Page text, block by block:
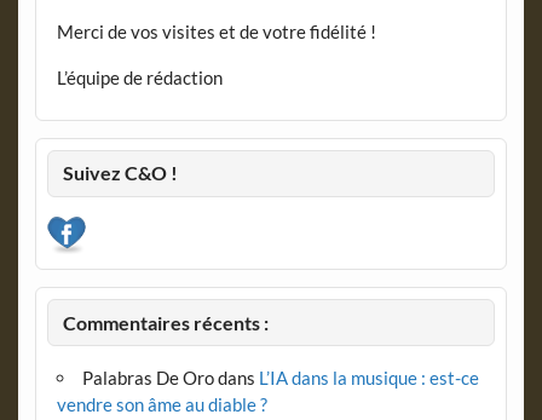
Merci de vos visites et de votre fidélité !
L’équipe de rédaction
Suivez C&O !
Commentaires récents :
Palabras De Orodans L’IA dans la musique : est-ce
vendre son âme au diable ?